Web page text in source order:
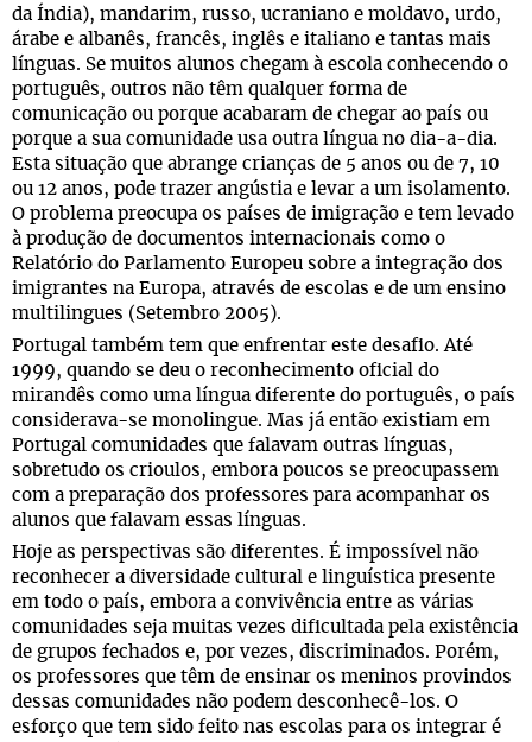
da Índia), mandarim, russo, ucraniano e moldavo, urdo,
árabe e albanês, francês, inglês e italiano e tantas mais
línguas. Se muitos alunos chegam à escola conhecendo o
português, outros não têm qualquer forma de
comunicação ou porque acabaram de chegar ao país ou
porque a sua comunidade usa outra língua no dia-a-dia.
Esta situação que abrange crianças de 5 anos ou de 7, 10
ou 12 anos, pode trazer angústia e levar a um isolamento.
O problema preocupa os países de imigração e tem levado
à produção de documentos internacionais como o
Relatório do Parlamento Europeu sobre a integração dos
imigrantes na Europa, através de escolas e de um ensino
multilingues (Setembro 2005).
Portugal também tem que enfrentar este desafio. Até
1999, quando se deu o reconhecimento oficial do
mirandês como uma língua diferente do português, o país
considerava-se monolingue. Mas já então existiam em
Portugal comunidades que falavam outras línguas,
sobretudo os crioulos, embora poucos se preocupassem
com a preparação dos professores para acompanhar os
alunos que falavam essas línguas.
Hoje as perspectivas são diferentes. É impossível não
reconhecer a diversidade cultural e linguística presente
em todo o país, embora a convivência entre as várias
comunidades seja muitas vezes dificultada pela existência
de grupos fechados e, por vezes, discriminados. Porém,
os professores que têm de ensinar os meninos provindos
dessas comunidades não podem desconhecê-los. O
esforço que tem sido feito nas escolas para os integrar é